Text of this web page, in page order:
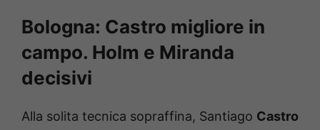
Bologna: Castro migliore in
campo. Holm e Miranda
decisivi
Alla solita tecnica sopraffina, Santiago Castro